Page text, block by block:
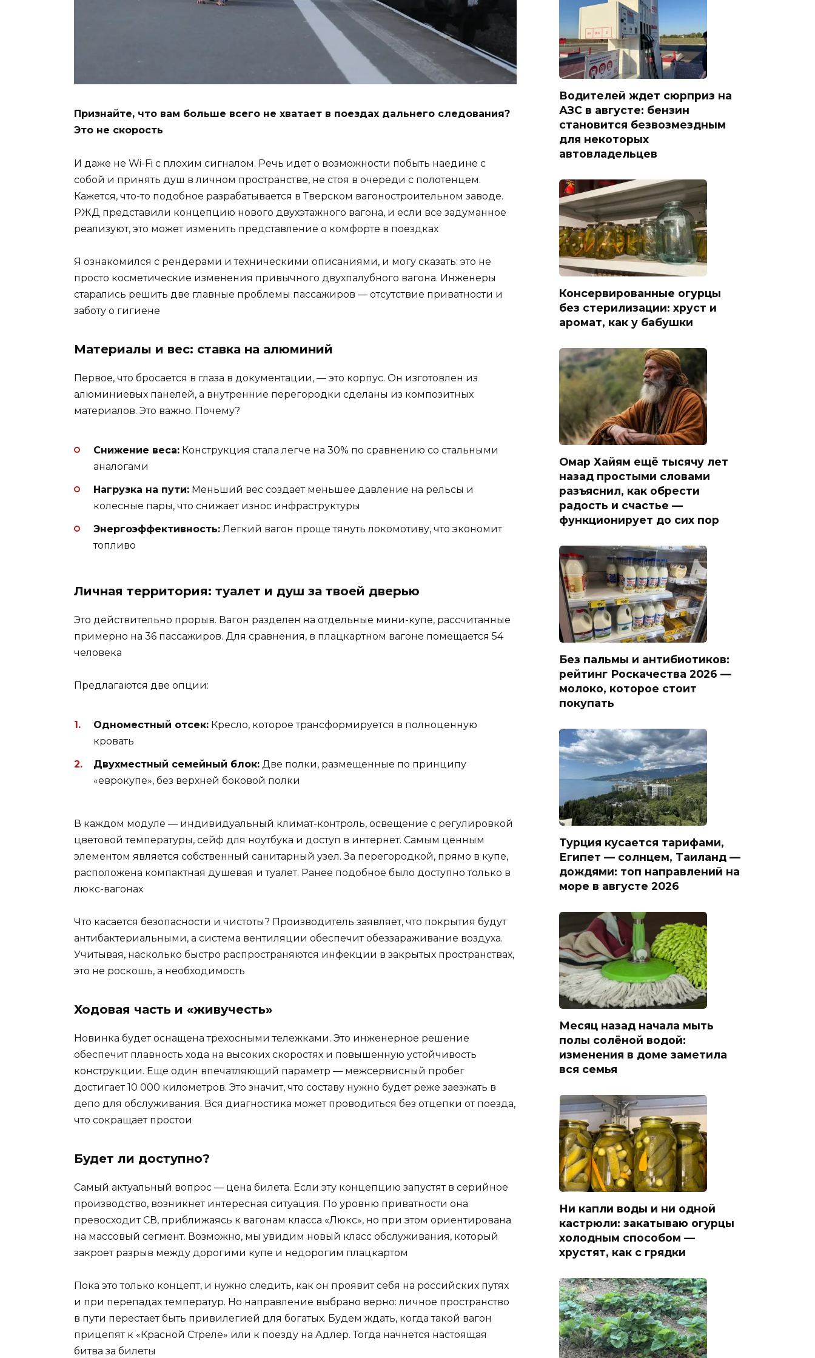
Признайте, что вам больше всего не хватает в поездах дальнего следования?
Это не скорость
И даже не Wi-Fi с плохим сигналом. Речь идет о возможности побыть наедине с
собой и принять душ в личном пространстве, не стоя в очереди с полотенцем.
Кажется, что-то подобное разрабатывается в Тверском вагоностроительном заводе.
РЖД представили концепцию нового двухэтажного вагона, и если все задуманное
реализуют, это может изменить представление о комфорте в поездках
Я ознакомился с рендерами и техническими описаниями, и могу сказать: это не
просто косметические изменения привычного двухпалубного вагона. Инженеры
старались решить две главные проблемы пассажиров — отсутствие приватности и
заботу о гигиене
Материалы и вес: ставка на алюминий
Первое, что бросается в глаза в документации, — это корпус. Он изготовлен из
алюминиевых панелей, а внутренние перегородки сделаны из композитных
материалов. Это важно. Почему?
Снижение веса: Конструкция стала легче на 30% по сравнению со стальными
аналогами
Нагрузка на пути: Меньший вес создает меньшее давление на рельсы и
колесные пары, что снижает износ инфраструктуры
Энергоэффективность: Легкий вагон проще тянуть локомотиву, что экономит
топливо
Личная территория: туалет и душ за твоей дверью
Это действительно прорыв. Вагон разделен на отдельные мини-купе, рассчитанные
примерно на 36 пассажиров. Для сравнения, в плацкартном вагоне помещается 54
человека
Предлагаются две опции:
Одноместный отсек: Кресло, которое трансформируется в полноценную
кровать
Двухместный семейный блок: Две полки, размещенные по принципу
«еврокупе», без верхней боковой полки
В каждом модуле — индивидуальный климат-контроль, освещение с регулировкой
цветовой температуры, сейф для ноутбука и доступ в интернет. Самым ценным
элементом является собственный санитарный узел. За перегородкой, прямо в купе,
расположена компактная душевая и туалет. Ранее подобное было доступно только в
люкс-вагонах
Что касается безопасности и чистоты? Производитель заявляет, что покрытия будут
антибактериальными, а система вентиляции обеспечит обеззараживание воздуха.
Учитывая, насколько быстро распространяются инфекции в закрытых пространствах,
это не роскошь, а необходимость
Ходовая часть и «живучесть»
Новинка будет оснащена трехосными тележками. Это инженерное решение
обеспечит плавность хода на высоких скоростях и повышенную устойчивость
конструкции. Еще один впечатляющий параметр — межсервисный пробег
достигает 10 000 километров. Это значит, что составу нужно будет реже заезжать в
депо для обслуживания. Вся диагностика может проводиться без отцепки от поезда,
что сокращает простои
Будет ли доступно?
Самый актуальный вопрос — цена билета. Если эту концепцию запустят в серийное
производство, возникнет интересная ситуация. По уровню приватности она
превосходит СВ, приближаясь к вагонам класса «Люкс», но при этом ориентирована
на массовый сегмент. Возможно, мы увидим новый класс обслуживания, который
закроет разрыв между дорогими купе и недорогим плацкартом
Пока это только концепт, и нужно следить, как он проявит себя на российских путях
и при перепадах температур. Но направление выбрано верно: личное пространство
в пути перестает быть привилегией для богатых. Будем ждать, когда такой вагон
прицепят к «Красной Стреле» или к поезду на Адлер. Тогда начнется настоящая
битва за билеты
Водителей ждет сюрприз на
АЗС в августе: бензин
становится безвозмездным
для некоторых
автовладельцев
Консервированные огурцы
без стерилизации: хруст и
аромат, как у бабушки
Омар Хайям ещё тысячу лет
назад простыми словами
разъяснил, как обрести
радость и счастье —
функционирует до сих пор
Без пальмы и антибиотиков:
рейтинг Роскачества 2026 —
молоко, которое стоит
покупать
Турция кусается тарифами,
Египет — солнцем, Таиланд —
дождями: топ направлений на
море в августе 2026
Месяц назад начала мыть
полы солёной водой:
изменения в доме заметила
вся семья
Ни капли воды и ни одной
кастрюли: закатываю огурцы
холодным способом —
хрустят, как с грядки